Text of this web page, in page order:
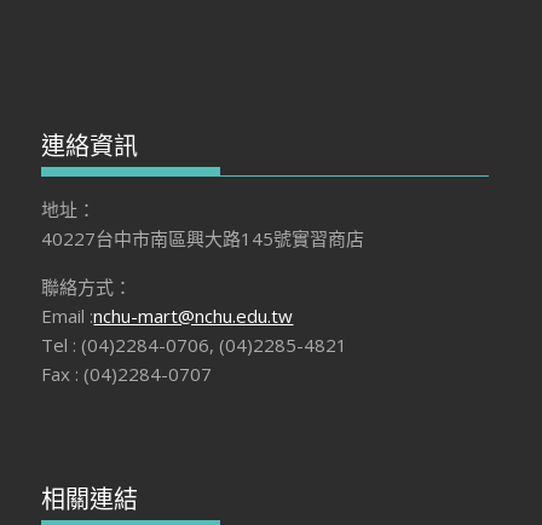
連絡資訊
地址：
40227台中市南區興大路145號實習商店
聯絡方式：
Email :nchu-mart@nchu.edu.tw
Tel : (04)2284-0706, (04)2285-4821
Fax : (04)2284-0707
相關連結